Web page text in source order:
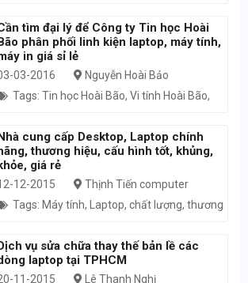
tính, laptop, máy in, giá sỉ, giá lẻ, công ty hoài
giá rẻ, chất lượng, uy tín, ram, cpu, ổ
mainboard, usb, chuột, bàn phím, wifi,
mực, durm, gat lớn, gạt nhỏ, switch,
tìm đại lý để Công ty Tin học Hoài
Bão phân phối linh kiện laptop, máy tính,
in giá sỉ lẻ
03-2016
Nguyễn Hoài Bảo
laptop, máy in, giá sỉ, giá lẻ, công ty hoài
giá rẻ, chất lượng, uy tín, ram, cpu, ổ
mainboard, usb, chuột, bàn phím, wifi,
mực, durm, gat lớn, gạt nhỏ, switch,
Nhà cung cấp Desktop, Laptop chính
hãng, thương hiệu, cấu hình tốt, khủng,
khỏe, giá rẻ
12-2015
Thịnh Tiến computer
MÁY TÍNH ĐỂ BÀN, GIÁ TỐT,
máy tính, laptop, computer, cấu
mạnh, giá cực rẻ, thương hiệu, chất
Dịch vụ sửa chữa thay thế bản lề các
laptop tại TPHCM
11-2015
Lê Thanh Nghị